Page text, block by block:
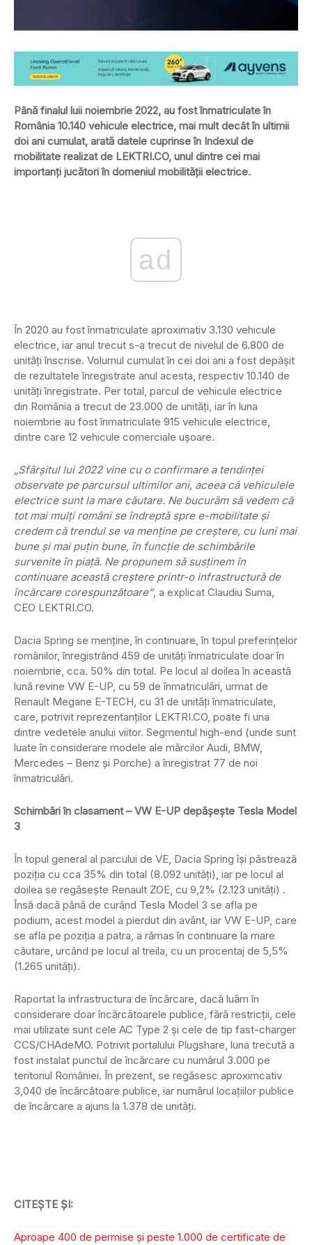
Până finalul luii noiembrie 2022, au fost înmatriculate în
România 10.140 vehicule electrice, mai mult decât în ultimii
doi ani cumulat, arată datele cuprinse în Indexul de
mobilitate realizat de LEKTRI.CO, unul dintre cei mai
importanți jucători în domeniul mobilității electrice.
ad
În 2020 au fost înmatriculate aproximativ 3.130 vehicule
electrice, iar anul trecut s-a trecut de nivelul de 6.800 de
unități înscrise. Volumul cumulat în cei doi ani a fost depășit
de rezultatele înregistrate anul acesta, respectiv 10.140 de
unități înregistrate. Per total, parcul de vehicule electrice
din România a trecut de 23.000 de unități, iar în luna
noiembrie au fost înmatriculate 915 vehicule electrice,
dintre care 12 vehicule comerciale ușoare.
„Sfârșitul lui 2022 vine cu o confirmare a tendinței
observate pe parcursul ultimilor ani, aceea că vehiculele
electrice sunt la mare căutare. Ne bucurăm să vedem că
tot mai mulți români se îndreptă spre e-mobilitate și
credem că trendul se va menține pe creștere, cu luni mai
bune și mai puțin bune, în funcție de schimbările
survenite în piață. Ne propunem să susținem în
continuare această creștere printr-o infrastructură de
încărcare corespunzătoare”, a explicat Claudiu Suma,
CEO LEKTRI.CO.
Dacia Spring se menține, în continuare, în topul preferințelor
românilor, înregistrând 459 de unități înmatriculate doar în
noiembrie, cca. 50% din total. Pe locul al doilea în această
lună revine VW E-UP, cu 59 de înmatriculări, urmat de
Renault Megane E-TECH, cu 31 de unități înmatriculate,
care, potrivit reprezentanților LEKTRI.CO, poate fi una
dintre vedetele anului viitor. Segmentul high-end (unde sunt
luate în considerare modele ale mărcilor Audi, BMW,
Mercedes – Benz și Porche) a înregistrat 77 de noi
înmatriculări.
Schimbări în clasament – VW E-UP depășește Tesla Model
3
În topul general al parcului de VE, Dacia Spring își păstrează
poziția cu cca 35% din total (8.092 unități), iar pe locul al
doilea se regăsește Renault ZOE, cu 9,2% (2.123 unități) .
Însă dacă până de curând Tesla Model 3 se afla pe
podium, acest model a pierdut din avânt, iar VW E-UP, care
se afla pe poziția a patra, a rămas în continuare la mare
căutare, urcând pe locul al treila, cu un procentaj de 5,5%
(1.265 unități).
Raportat la infrastructura de încărcare, dacă luăm în
considerare doar încărcătoarele publice, fără restricții, cele
mai utilizate sunt cele AC Type 2 și cele de tip fast-charger
CCS/CHAdeMO. Potrivit portalului Plugshare, luna trecută a
fost instalat punctul de încărcare cu numărul 3.000 pe
teritoriul României. În prezent, se regăsesc aproximcativ
3,040 de încărcătoare publice, iar numărul locațiilor publice
de încărcare a ajuns la 1.378 de unități.
CITEȘTE ȘI:
Aproape 400 de permise şi peste 1.000 de certificate de